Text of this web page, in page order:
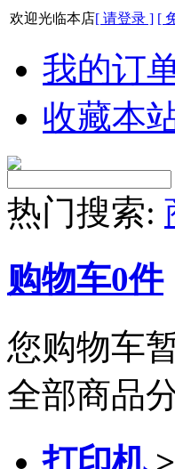
欢迎光临本店[ 请登录 ] [
我的订
收藏本
热门搜索:
购物车0件
您购物车
全部商品
打印机 >